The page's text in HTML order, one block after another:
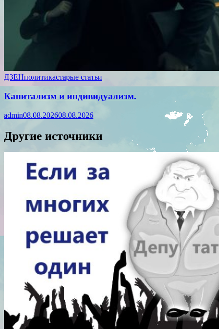
ДЗЕНполитикастарые статьи
Капитализм и индивидуализм.
admin08.08.202608.08.2026
Другие источники